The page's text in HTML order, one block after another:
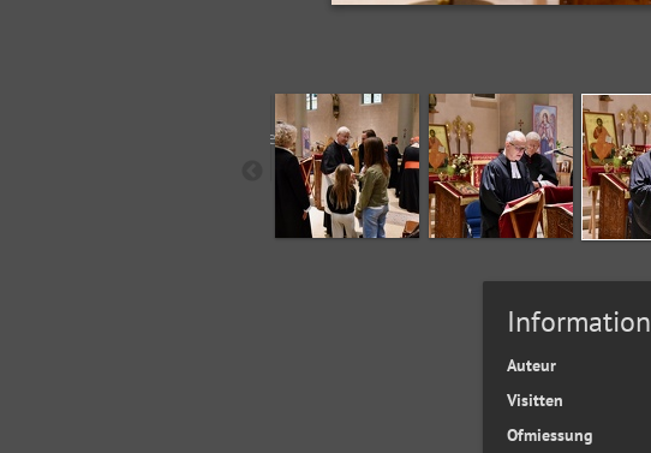
Information
Auteur
Visitten
Ofmiessung